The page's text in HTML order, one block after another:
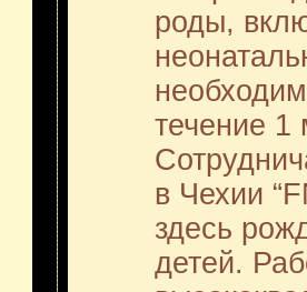
роды,
течение
в Чехии
здесь
детей.